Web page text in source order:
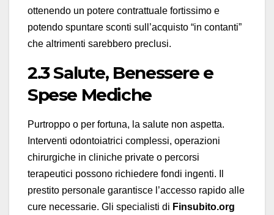
ottenendo un potere contrattuale fortissimo e
potendo spuntare sconti sull’acquisto “in contanti”
che altrimenti sarebbero preclusi.
2.3 Salute, Benessere e
Spese Mediche
Purtroppo o per fortuna, la salute non aspetta.
Interventi odontoiatrici complessi, operazioni
chirurgiche in cliniche private o percorsi
terapeutici possono richiedere fondi ingenti. Il
prestito personale garantisce l’accesso rapido alle
cure necessarie. Gli specialisti di Finsubito.org